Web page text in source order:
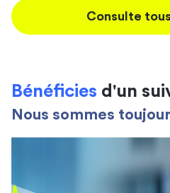
Consulte
Bénéficies d'un
Nous sommes